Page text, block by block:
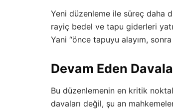
Yeni düzenleme ile süreç daha
rayiç bedel ve tapu giderleri
Yani “önce tapuyu alayım,
Devam Eden
Bu düzenlemenin en kritik
davaları değil, şu an